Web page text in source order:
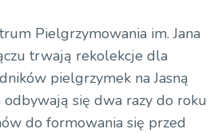
Pielgrzymowania im. Jana
trwają rekolekcje dla
pielgrzymek na Jasną
odbywają się dwa razy do roku
do formowania się przed